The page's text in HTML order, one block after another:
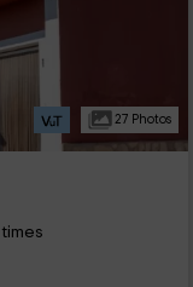
27 Photos